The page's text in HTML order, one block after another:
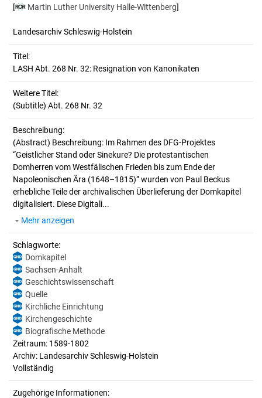
[
Martin Luther University Halle-Wittenberg]
Landesarchiv Schleswig-Holstein
Titel:
LASH Abt. 268 Nr. 32: Resignation von Kanonikaten
Weitere Titel:
(Subtitle) Abt. 268 Nr. 32
Beschreibung:
(Abstract) Beschreibung: Im Rahmen des DFG-Projektes
“Geistlicher Stand oder Sinekure? Die protestantischen
Domherren vom Westfälischen Frieden bis zum Ende der
Napoleonischen Ära (1648–1815)” wurden von Paul Beckus
erhebliche Teile der archivalischen Überlieferung der Domkapitel
digitalisiert. Diese Digitali...
Mehr anzeigen
Schlagworte:
Domkapitel
Sachsen-Anhalt
Geschichtswissenschaft
Quelle
Kirchliche Einrichtung
Kirchengeschichte
Biografische Methode
Zeitraum: 1589-1802
Archiv: Landesarchiv Schleswig-Holstein
Vollständig
Zugehörige Informationen: